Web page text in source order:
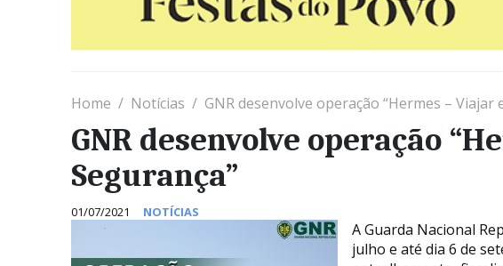
Home Notícias GNR desenvolve operação “Hermes – Viajar
GNR desenvolve operação
Segurança”
01/07/2021 NOTÍCIAS
A Guarda Nacional
julho e até dia 6 de